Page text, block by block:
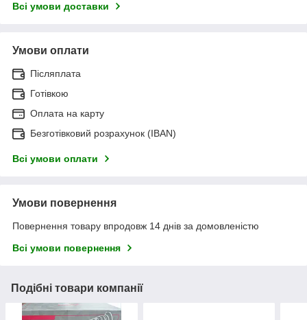
Всі умови доставки
Умови оплати
Післяплата
Готівкою
Оплата на карту
Безготівковий розрахунок (IBAN)
Всі умови оплати
Умови повернення
Повернення товару впродовж 14 днів за домовленістю
Всі умови повернення
Подібні товари компанії